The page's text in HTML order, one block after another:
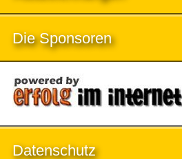
Die Sponsoren
Datenschutz